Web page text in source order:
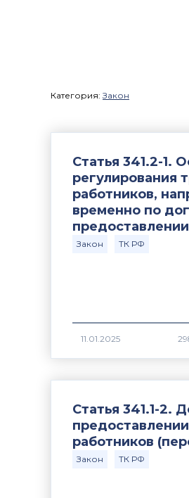
Категория:Закон
Статья 341.2-1.
регулирования
работников,
временно по
Закон ТК РФ
Статья 341.1-2.
работников
Закон ТК РФ